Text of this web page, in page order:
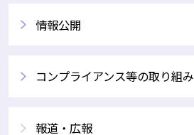
情報公開
コンプライアンス等の取り組み
報道・広報